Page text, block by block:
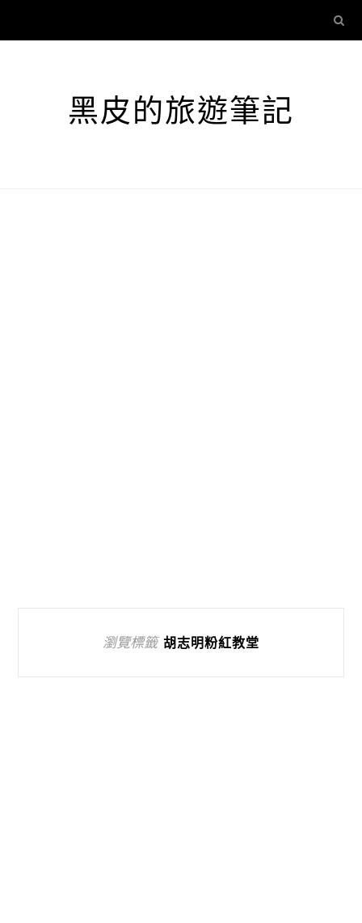
黑皮的旅遊筆記
瀏覽標籤 胡志明粉紅教堂